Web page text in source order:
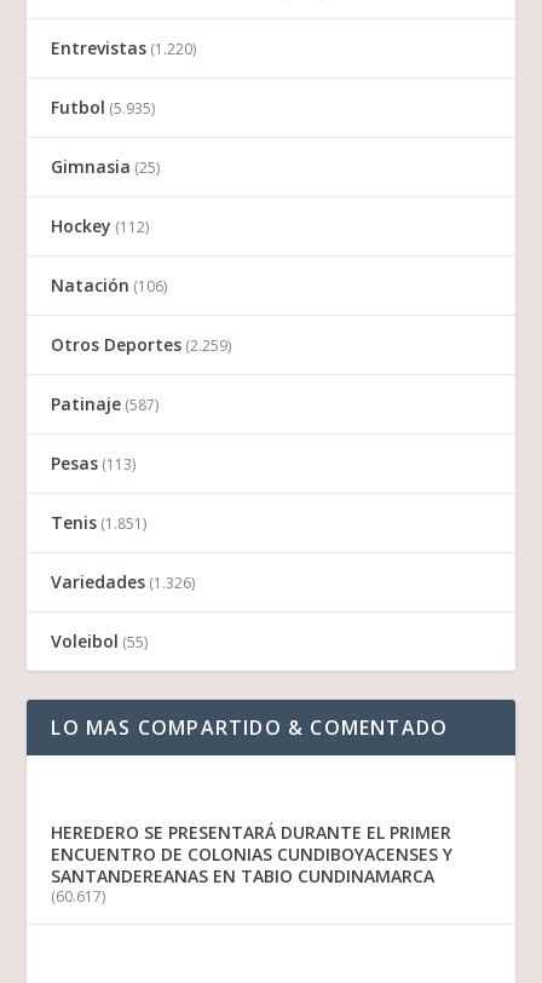
Entrevistas (1.220)
Futbol (5.935)
Gimnasia (25)
Hockey (112)
Natación (106)
Otros Deportes (2.259)
Patinaje (587)
Pesas (113)
Tenis (1.851)
Variedades (1.326)
Voleibol (55)
LO MAS COMPARTIDO & COMENTADO
HEREDERO SE PRESENTARÁ DURANTE EL PRIMER
ENCUENTRO DE COLONIAS CUNDIBOYACENSES Y
SANTANDEREANAS EN TABIO CUNDINAMARCA
(60.617)